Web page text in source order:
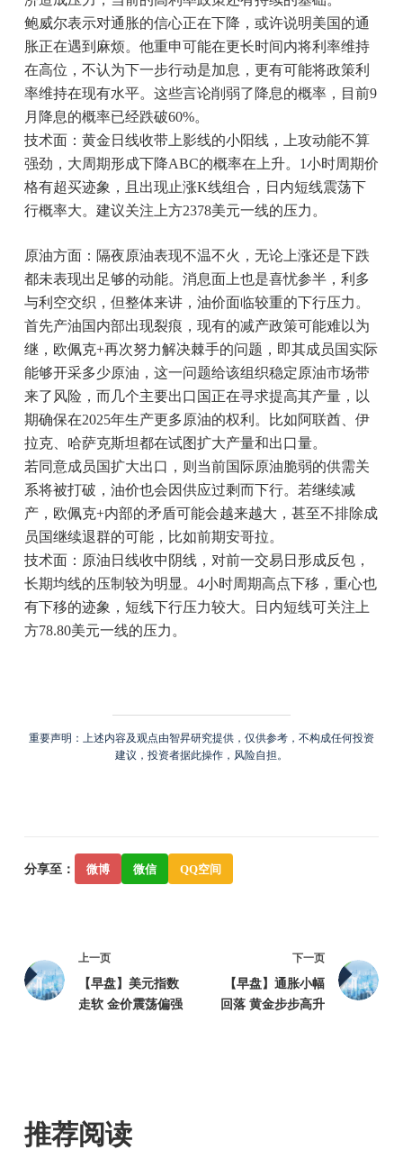
鲍威尔表示对通胀的信心正在下降，或许说明美国的通
胀正在遇到麻烦。他重申可能在更长时间内将利率维持
在高位，不认为下一步行动是加息，更有可能将政策利
率维持在现有水平。这些言论削弱了降息的概率，目前9
月降息的概率已经跌破60%。
技术面：黄金日线收带上影线的小阳线，上攻动能不算
强劲，大周期形成下降ABC的概率在上升。1小时周期价
格有超买迹象，且出现止涨K线组合，日内短线震荡下
行概率大。建议关注上方2378美元一线的压力。
原油方面：隔夜原油表现不温不火，无论上涨还是下跌
都未表现出足够的动能。消息面上也是喜忧参半，利多
与利空交织，但整体来讲，油价面临较重的下行压力。
首先产油国内部出现裂痕，现有的减产政策可能难以为
继，欧佩克+再次努力解决棘手的问题，即其成员国实际
能够开采多少原油，这一问题给该组织稳定原油市场带
来了风险，而几个主要出口国正在寻求提高其产量，以
期确保在2025年生产更多原油的权利。比如阿联酋、伊
拉克、哈萨克斯坦都在试图扩大产量和出口量。
若同意成员国扩大出口，则当前国际原油脆弱的供需关
系将被打破，油价也会因供应过剩而下行。若继续减
产，欧佩克+内部的矛盾可能会越来越大，甚至不排除成
员国继续退群的可能，比如前期安哥拉。
技术面：原油日线收中阴线，对前一交易日形成反包，
长期均线的压制较为明显。4小时周期高点下移，重心也
有下移的迹象，短线下行压力较大。日内短线可关注上
方78.80美元一线的压力。
重要声明：上述内容及观点由智昇研究提供，仅供参考，不构成任何投资
建议，投资者据此操作，风险自担。
分享至： 微博 微信 QQ空间
上一页
【早盘】美元指数
走软 金价震荡偏强
下一页
【早盘】通胀小幅
回落 黄金步步高升
推荐阅读